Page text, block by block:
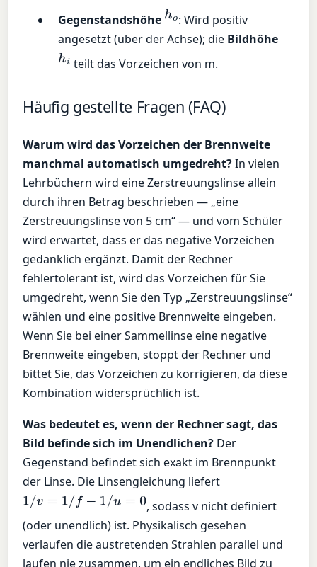
Gegenstandshöhe ho: Wird positiv
angesetzt (über der Achse); die Bildhöhe
hi teilt das Vorzeichen von m.
Häufig gestellte Fragen (FAQ)
Warum wird das Vorzeichen der Brennweite
manchmal automatisch umgedreht?In vielen
Lehrbüchern wird eine Zerstreuungslinse allein
durch ihren Betrag beschrieben — „eine
Zerstreuungslinse von 5 cm“ — und vom Schüler
wird erwartet, dass er das negative Vorzeichen
gedanklich ergänzt. Damit der Rechner
fehlertolerant ist, wird das Vorzeichen für Sie
umgedreht, wenn Sie den Typ „Zerstreuungslinse“
wählen und eine positive Brennweite eingeben.
Wenn Sie bei einer Sammellinse eine negative
Brennweite eingeben, stoppt der Rechner und
bittet Sie, das Vorzeichen zu korrigieren, da diese
Kombination widersprüchlich ist.
Was bedeutet es, wenn der Rechner sagt, das
Bild befinde sich im Unendlichen? Der
Gegenstand befindet sich exakt im Brennpunkt
der Linse. Die Linsengleichung liefert
1/v= 1/f −1/ u =0
, sodass v nicht definiert
(oder unendlich) ist. Physikalisch gesehen
verlaufen die austretenden Strahlen parallel und
laufen nie zusammen, um ein endliches Bild zu